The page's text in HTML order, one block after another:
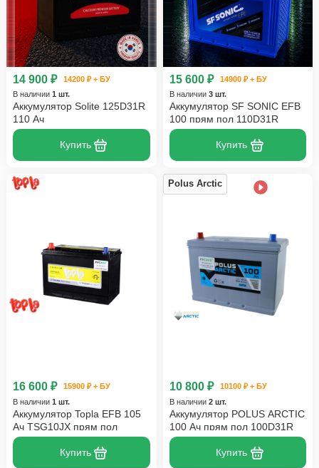
14 900 ₽
14200 ₽ + БУ
В наличии 1 шт.
Аккумулятор Solite 125D31R
110 Ач
Купить
15 600 ₽
14900 ₽ + БУ
В наличии 3 шт.
Аккумулятор SF SONIC EFB
100 прям пол 110D31R
Купить
16 600 ₽
15900 ₽ + БУ
В наличии 1 шт.
Аккумулятор Topla EFB 105
Ач TSG10JX прям пол
Купить
Polus Arctic
10 800 ₽
10100 ₽ + БУ
В наличии 2 шт.
Аккумулятор POLUS ARCTIC
100 Ач прям пол 100D31R
Купить